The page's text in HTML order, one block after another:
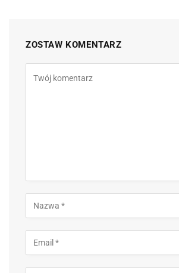
ZOSTAW KOMENTARZ